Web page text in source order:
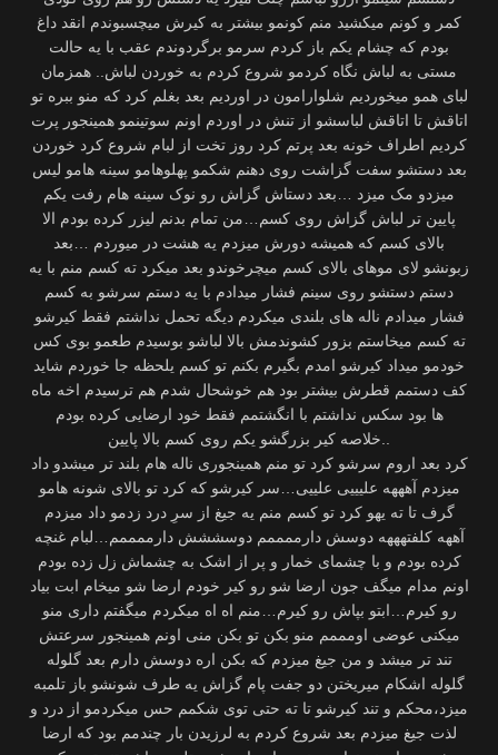
کمر و کونم میکشید منم کونمو بیشتر به کیرش میچسبوندم انقد داغ
بودم که چشام یکم باز کردم سرمو برگردوندم عقب با یه حالت
مستی به لباش نگاه کردمو شروع کردم به خوردن لباش.. همزمان
لبای همو میخوردیم شلوارامون در اوردیم بعد بغلم کرد که منو ببره تو
اتاقش تا اتاقش لباسشو از تنش در اوردم اونم سوتینمو همینجور پرت
کردیم اطراف خونه بعد پرتم کرد روز تخت از لبام شروع کرد خوردن
بعد دستشو سفت گزاشت روی دهنم شکمو پهلوهامو سینه هامو لیس
میزدو مک میزد …بعد دستاش گزاش رو نوک سینه هام رفت یکم
پایین تر لباش گزاش روی کسم…من تمام بدنم لیزر کرده بودم الا
بالای کسم که همیشه دورش میزدم یه هشت در میوردم …بعد
زبونشو لای موهای بالای کسم میچرخوندو بعد میکرد ته کسم منم با یه
دستم دستشو روی سینم فشار میدادم با یه دستم سرشو به کسم
فشار میدادم ناله های بلندی میکردم دیگه تحمل نداشتم فقط کیرشو
ته کسم میخاستم بزور کشوندمش بالا لباشو بوسیدم طعمو بوی کس
خودمو میداد کیرشو امدم بگیرم بکنم تو کسم یلحظه جا خوردم شاید
کف دستمم قطرش بيشتر بود هم خوشحال شدم هم ترسيدم اخه ماه
ها بود سکس نداشتم با انگشتمم فقط خود ارضایی کرده بودم
..خلاصه کیر بزرگشو یکم روی کسم بالا پایین
کرد بعد اروم سرشو کرد تو منم همینجوری ناله هام بلند تر میشدو داد
میزدم آهههه علیییی علییی…سر کیرشو که کرد تو بالای شونه هامو
گرف تا ته یهو کرد تو کسم منم یه جیغ از سرِ درد زدمو داد میزدم
آههه کلفتهههه دوسش دارممممم دوسششش دارممممم…لبام غنچه
کرده بودم و با چشمای خمار و پر از اشک به چشماش زل زده بودم
اونم مدام میگف جون ارضا شو رو کیر خودم ارضا شو میخام ابت بیاد
رو کیرم…ابتو بپاش رو کیرم…منم اه اه میکردم میگفتم داری منو
میکنی عوضی اومممم منو بکن تو بکن منی اونم همینجور سرعتش
تند تر میشد و من جیغ میزدم که بکن اره دوسش دارم بعد گلوله
گلوله اشکام میریختن دو جفت پام گزاش یه طرف شونشو باز تلمبه
میزد،محکم و تند کیرشو تا ته حتی توی شکمم حس میکردمو از درد و
لذت جیغ میزدم بعد شروع کردم به لرزیدن بار چندمم بود که ارضا